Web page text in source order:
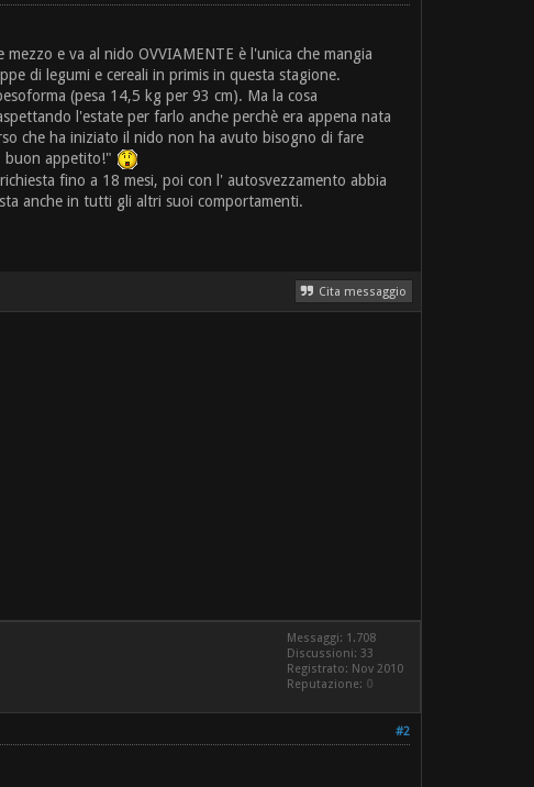
e va al nido OVVIAMENTE è l'unica che mangia
di legumi e cereali in primis in questa stagione.
(pesa 14,5 kg per 93 cm). Ma la cosa
l'estate per farlo anche perchè era appena nata
che ha iniziato il nido non ha avuto bisogno di fare
buon appetito!"
fino a 18 mesi, poi con l' autosvezzamento abbia
anche in tutti gli altri suoi comportamenti.
Cita messaggio
Messaggi: 1.708
Discussioni: 33
Registrato: Nov 2010
Reputazione: 0
#2